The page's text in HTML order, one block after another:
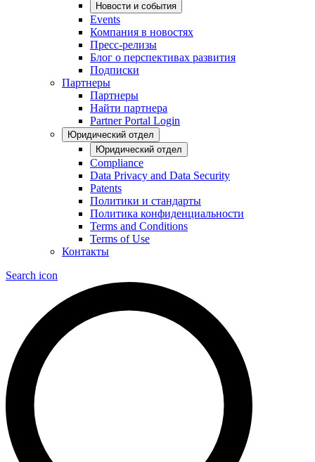
Новости и события
Events
Компания в новостях
Пресс-релизы
Блог о перспективах развития
Подписки
Партнеры
Партнеры
Найти партнера
Partner Portal Login
Юридический отдел
Юридический отдел
Compliance
Data Privacy and Data Security
Patents
Политики и стандарты
Политика конфиденциальности
Terms and Conditions
Terms of Use
Контакты
Search icon